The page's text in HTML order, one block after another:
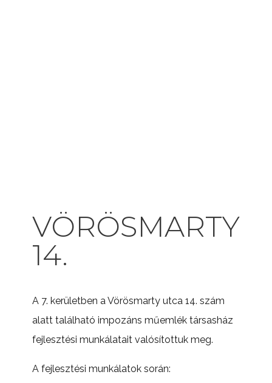
VÖRÖSMARTY
14.
A 7. kerületben a Vörösmarty utca 14. szám
alatt található impozáns műemlék társasház
fejlesztési munkálatait valósítottuk meg.
A fejlesztési munkálatok során: